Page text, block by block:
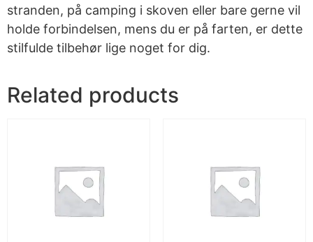
stranden, på camping i skoven eller bare gerne vil
holde forbindelsen, mens du er på farten, er dette
stilfulde tilbehør lige noget for dig.
Related products